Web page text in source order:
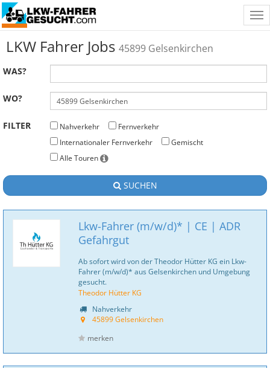
LKW Fahrer Jobs 45899 Gelsenkirchen
WAS?
WO?
FILTER Nahverkehr
Fernverkehr
Internationaler Fernverkehr
Gemischt
Alle Touren
SUCHEN
Lkw-Fahrer (m/w/d)* | CE | ADR
Gefahrgut
Ab sofort wird von der Theodor Hütter KG ein Lkw-
Fahrer (m/w/d)* aus Gelsenkirchen und Umgebung
gesucht.
Theodor Hütter KG
Nahverkehr
45899 Gelsenkirchen
merken